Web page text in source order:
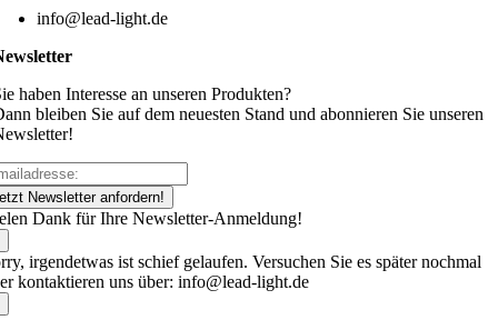
info@lead-light.de
haben Interesse an unseren Produkten?
bleiben Sie auf dem neuesten Stand und abonnieren Sie unseren
Newsletter anfordern!
Dank für Ihre Newsletter-Anmeldung!
irgendetwas ist schief gelaufen. Versuchen Sie es später nochmal
kontaktieren uns über: info@lead-light.de